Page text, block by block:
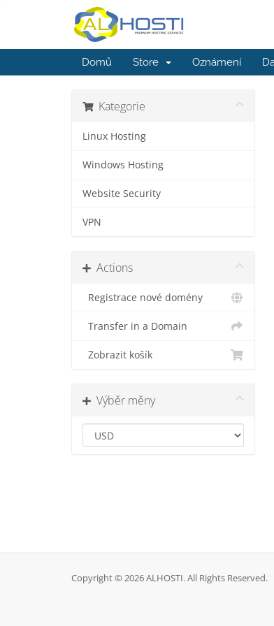
Domů Store Oznámení
Kategorie
Linux Hosting
Windows Hosting
Website Security
VPN
Actions
Registrace nové domény
Transfer in a Domain
Zobrazit košík
Výběr měny
Copyright © 2026 ALHOSTI. All Rights Reserved.